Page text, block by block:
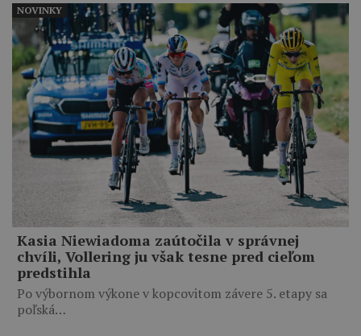
Kasia Niewiadoma zaútočila v správnej
chvíli, Vollering ju však tesne pred cieľom
predstihla
Po výbornom výkone v kopcovitom závere 5. etapy sa
poľská…
NOVINKY